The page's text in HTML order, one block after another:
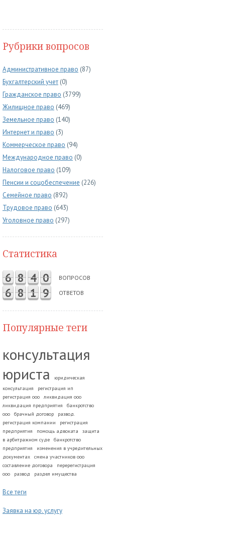
Рубрики вопросов
Административное право (87)
Бухгалтерский учет (0)
Гражданское право (3799)
Жилищное право (469)
Земельное право (140)
Интернет и право (3)
Коммерческое право (94)
Международное право (0)
Налоговое право (109)
Пенсии и соцобеспечение (226)
Семейное право (892)
Трудовое право (643)
Уголовное право (297)
Статистика
6 8 4 0 ВОПРОСОВ
6 8 1 9 ОТВЕТОВ
Популярные теги
консультация
юриста
юридическая
консультация
регистрация ип
регистрация ооо
ликвидация ооо
ликвидация предприятия
банкротство
ооо
брачный договор
развод.
регистрация компании
регистрация
предприятия
помощь адвоката
защита
в арбитражном суде
банкротство
предприятия
изменения в учредительных
документах
смена участников ооо
составление договора
перерегистрация
ооо
развод раздел имущества
Все теги
Заявка на юр. услугу